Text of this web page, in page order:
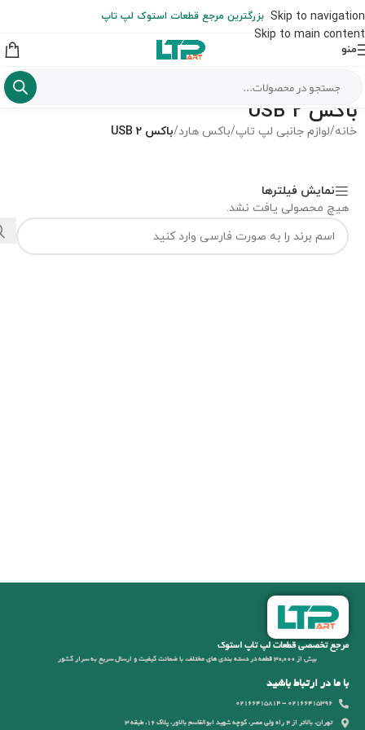
Skip to navigation
Skip to main content
از شهرستان به عهده مشتری است)
بزرگترین مرجع قطعات استوک لپ تاپ
منو
باکس USB 2
خانه/لوازم جانبی لپ تاپ/باکس هارد/باکس USB 2
نمایش فیلترها
هیچ محصولی یافت نشد.
مرجع تخصصی قطعات لپ تاپ استوک
بیش از 30,000 قطعه در دسته بندی های مختلف، با ضمانت کیفیت و ارسال سریع به سرار کشور
با ما در ارتباط باشید
02166415396 - 02166415814
تهران، بالاتر از 4 راه ولی عصر، کوچه شهید ابوالقاسم بالاور، پلاک 16، طبقه 3